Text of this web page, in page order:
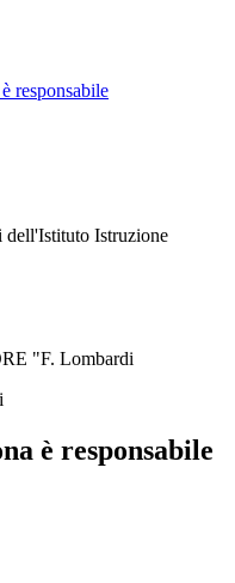
responsabile
dell'Istituto Istruzione
"F. Lombardi
è responsabile